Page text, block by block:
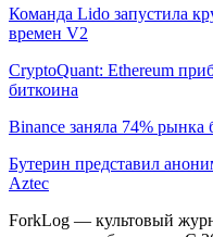
Команда Lido запустила
времен V2
CryptoQuant: Ethereum
биткоина
Binance заняла 74% рынка
Бутерин представил
Aztec
ForkLog — культовый